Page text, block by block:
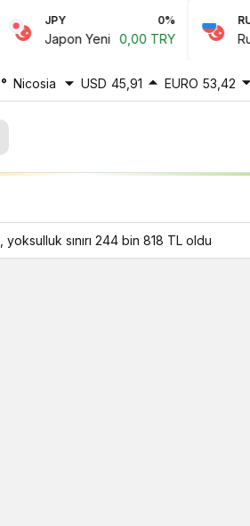
Japon Yeni 0,00 TRY
RUB
Rus
Nicosia USD 45,91 EURO 53,42
yoksulluk sınırı 244 bin 818 TL oldu